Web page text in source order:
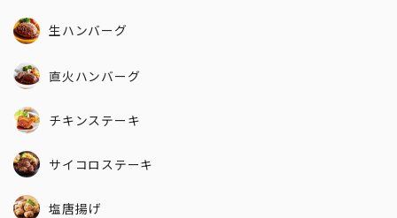
生ハンバーグ
直火ハンバーグ
チキンステーキ
サイコロステーキ
塩唐揚げ